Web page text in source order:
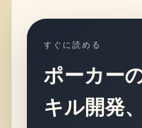
すぐに読める
ポーカー
キル開発